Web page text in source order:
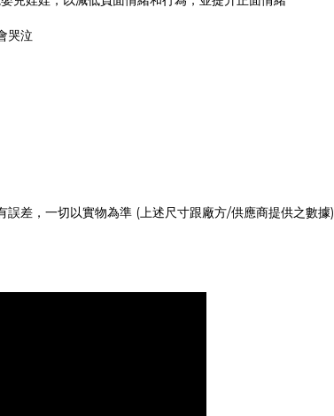
哭泣
差，一切以實物為準 (上述尺寸跟廠方/供應商提供之數據)